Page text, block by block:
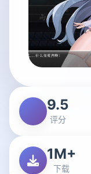
9.5
评分
1M+
下载